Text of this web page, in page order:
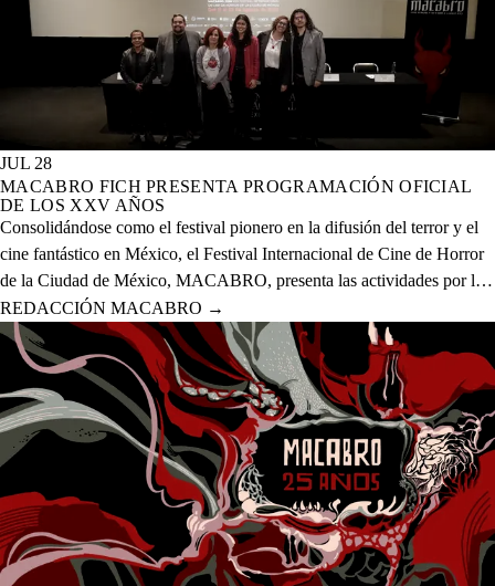
JUL 28
MACABRO FICH PRESENTA PROGRAMACIÓN OFICIAL
DE LOS XXV AÑOS
Consolidándose como el festival pionero en la difusión del terror y el
cine fantástico en México, el Festival Internacional de Cine de Horror
de la Ciudad de México, MACABRO, presenta las actividades por la
celebración de los XXV años del evento que se realizará del 12 al 23
de agosto del presente año en 20 sedes físicas y una digital.
REDACCIÓN MACABRO →